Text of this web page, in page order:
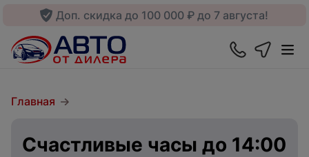
Доп. скидка до 100 000 ₽ до 7 августа!
Главная
Счастливые часы до 14:00